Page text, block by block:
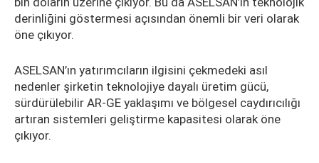
derinliğini göstermesi açısından önemli bir veri olarak
öne çıkıyor.
ASELSAN’ın yatırımcıların ilgisini çekmedeki asıl
nedenler şirketin teknolojiye dayalı üretim gücü,
sürdürülebilir AR-GE yaklaşımı ve bölgesel caydırıcılığı
artıran sistemleri geliştirme kapasitesi olarak öne
çıkıyor.